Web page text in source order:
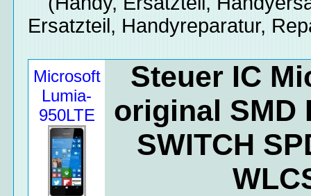
Ersatzteil, Handyreparatur,
Microsoft
Lumia-
950LTE
Steuer IC
original SMD
SWITCH